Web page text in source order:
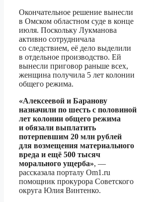
Окончательное решение вынесли
в Омском областном суде в конце
июля. Поскольку Лукманова
активно сотрудничала
со следствием, её дело выделили
в отдельное производство. Ей
вынесли приговор раньше всех,
женщина получила 5 лет колонии
общего режима.
«Алексеевой и Баранову
назначили по шесть с половиной
лет колонии общего режима
и обязали выплатить
потерпевшим 20 млн рублей
для возмещения материального
вреда и ещё 500 тысяч
морального ущерба», —
рассказала порталу Om1.ru
помощник прокурора Советского
округа Юлия Винтенко.